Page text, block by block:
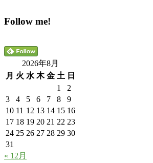
Follow me!
2026年8月
月 火 水 木 金 土 日
1
2
3
4 5 6 7 8
9
10 11 12 13 14 15 16
17 18 19 20 21 22 23
24 25 26 27 28 29 30
31
« 12月